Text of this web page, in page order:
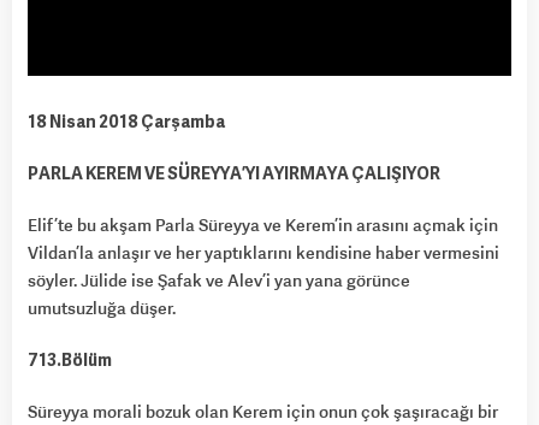
18 Nisan 2018 Çarşamba
PARLA KEREM VE SÜREYYA’YI AYIRMAYA ÇALIŞIYOR
Elif’te bu akşam Parla Süreyya ve Kerem’in arasını açmak için
Vildan’la anlaşır ve her yaptıklarını kendisine haber vermesini
söyler. Jülide ise Şafak ve Alev’i yan yana görünce
umutsuzluğa düşer.
713.Bölüm
Süreyya morali bozuk olan Kerem için onun çok şaşıracağı bir